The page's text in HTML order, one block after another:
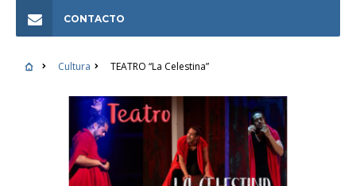
CONTACTO
Cultura TEATRO “La Celestina”